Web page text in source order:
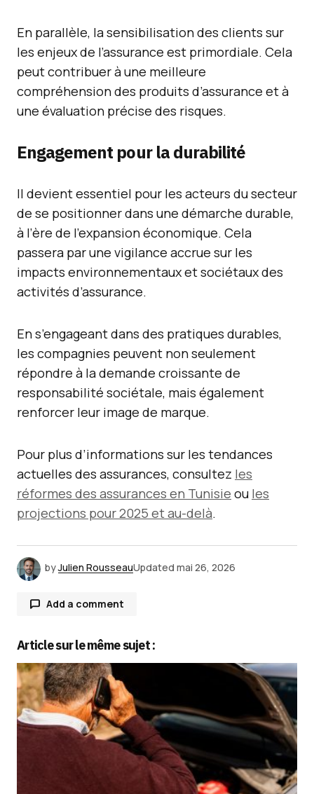
En parallèle, la sensibilisation des clients sur
les enjeux de l’assurance est primordiale. Cela
peut contribuer à une meilleure
compréhension des produits d’assurance et à
une évaluation précise des risques.
Engagement pour la durabilité
Il devient essentiel pour les acteurs du secteur
de se positionner dans une démarche durable,
à l’ère de l’expansion économique. Cela
passera par une vigilance accrue sur les
impacts environnementaux et sociétaux des
activités d’assurance.
En s’engageant dans des pratiques durables,
les compagnies peuvent non seulement
répondre à la demande croissante de
responsabilité sociétale, mais également
renforcer leur image de marque.
Pour plus d’informations sur les tendances
actuelles des assurances, consultez les
réformes des assurances en Tunisie ou les
projections pour 2025 et au-delà.
byJulien RousseauUpdated mai 26, 2026
Add a comment
Votre adresse e-mail ne sera pas publiée.Les
champs obligatoires sont indiqués avec*
Comment*
Article sur le même sujet :